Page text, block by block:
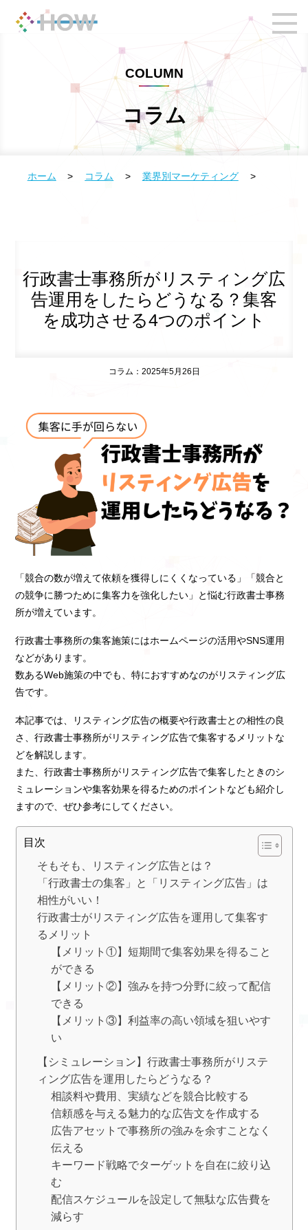
COLUMN
コラム
ホーム > コラム > 業界別マーケティング >
行政書士事務所がリスティング広
告運用をしたらどうなる？集客
を成功させる4つのポイント
コラム：2025年5月26日
「競合の数が増えて依頼を獲得しにくくなっている」「競合と
の競争に勝つために集客力を強化したい」と悩む行政書士事務
所が増えています。
行政書士事務所の集客施策にはホームページの活用やSNS運用
などがあります。
数あるWeb施策の中でも、特におすすめなのがリスティング広
告です。
本記事では、リスティング広告の概要や行政書士との相性の良
さ、行政書士事務所がリスティング広告で集客するメリットな
どを解説します。
また、行政書士事務所がリスティング広告で集客したときのシ
ミュレーションや集客効果を得るためのポイントなども紹介し
ますので、ぜひ参考にしてください。
目次
そもそも、リスティング広告とは？
「行政書士の集客」と「リスティング広告」は
相性がいい！
行政書士がリスティング広告を運用して集客す
るメリット
【メリット①】短期間で集客効果を得ること
ができる
【メリット②】強みを持つ分野に絞って配信
できる
【メリット③】利益率の高い領域を狙いやす
い
【シミュレーション】行政書士事務所がリステ
ィング広告を運用したらどうなる？
相談料や費用、実績などを競合比較する
信頼感を与える魅力的な広告文を作成する
広告アセットで事務所の強みを余すことなく
伝える
キーワード戦略でターゲットを自在に絞り込
む
配信スケジュールを設定して無駄な広告費を
減らす